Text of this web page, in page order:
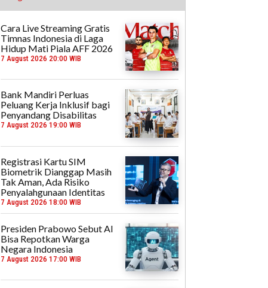
Cara Live Streaming Gratis
Timnas Indonesia di Laga
Hidup Mati Piala AFF 2026
7 August 2026 20:00 WIB
Bank Mandiri Perluas
Peluang Kerja Inklusif bagi
Penyandang Disabilitas
7 August 2026 19:00 WIB
Registrasi Kartu SIM
Biometrik Dianggap Masih
Tak Aman, Ada Risiko
Penyalahgunaan Identitas
7 August 2026 18:00 WIB
Presiden Prabowo Sebut AI
Bisa Repotkan Warga
Negara Indonesia
7 August 2026 17:00 WIB